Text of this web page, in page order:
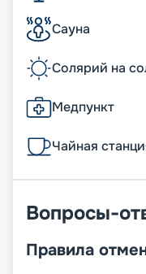
Сауна
Солярий на
Медпункт
Чайная
Вопросы-
Правила